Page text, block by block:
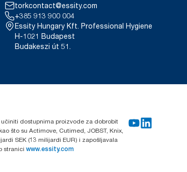
torkcontact@essity.com
+385 913 900 004
Essity Hungary Kft. Professional Hygiene
H-1021 Budapest
Budakeszi út 51.
dostupnima proizvode za dobrobit
što su Actimove, Cutimed, JOBST, Knix,
SEK (13 milijardi EUR) i zapošljavala
stranici www.essity.com